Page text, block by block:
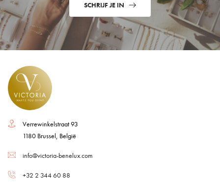
SCHRIJF JE IN
Verrewinkelstraat 93
1180 Brussel, België
info@victoria-benelux.com
+32 2 344 60 88